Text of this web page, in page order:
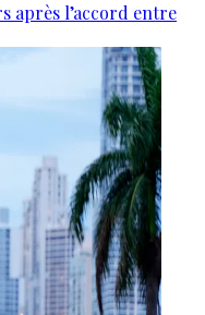
après l’accord entre